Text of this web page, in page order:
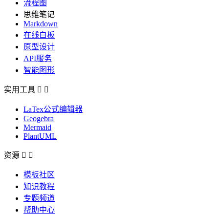
流程图
思维笔记
Markdown
在线白板
原型设计
API服务
智能图形
实用工具  
LaTex公式编辑器
Geogebra
Mermaid
PlantUML
资源  
模板社区
知识教程
专题频道
帮助中心